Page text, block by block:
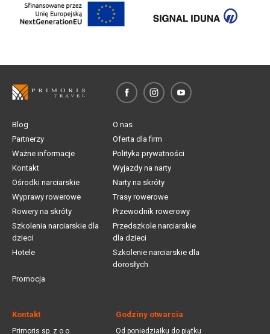
Blog
O nas
Partnerzy
Oferta dla firm
Ważne informacje
Polityka prywatności
Kontakt
Wyjazdy na narty
Ośrodki narciarskie
Narty na skróty
Wyprawy rowerowe
Trasy rowerowe
Rowery na skróty
Przewodnik rowerowy
Szkolenia narciarskie dla
dzieci
Przedszkole narciarskie
dla dzieci
Hotele
Szkolenie narciarskie dla
dorosłych
Promocja
Kontakt
Primoris sp. z o.o.
Godziny otwarcia
Od poniedziałku do piątku